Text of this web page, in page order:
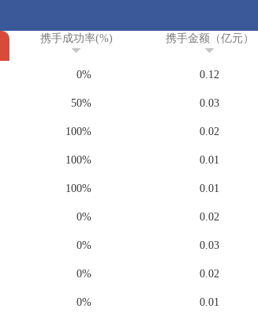
携手成功率(%) 携手金额（亿元）
0% 0.12
50% 0.03
100% 0.02
100% 0.01
100% 0.01
0% 0.02
0% 0.03
0% 0.02
0% 0.01